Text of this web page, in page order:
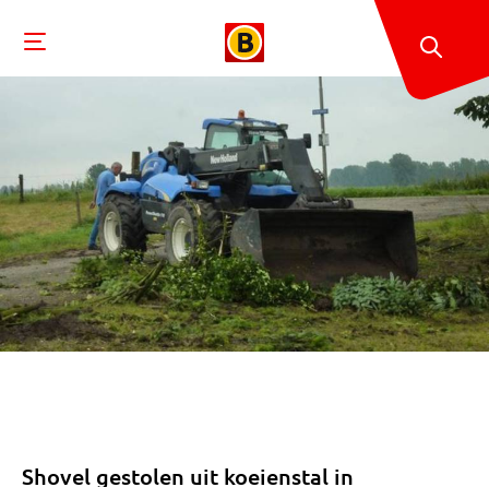
Shovel gestolen uit koeienstal in